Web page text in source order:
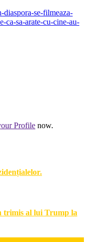
se-filmeaza-
ca-sa-arate-cu-cine-au-
Profile now.
trimis al lui Trump la